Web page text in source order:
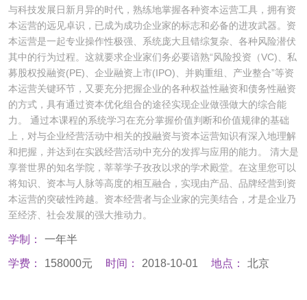
与科技发展日新月异的时代，熟练地掌握各种资本运营工具，拥有资
本运营的远见卓识，已成为成功企业家的标志和必备的进攻武器。资
本运营是一起专业操作性极强、系统庞大且错综复杂、各种风险潜伏
其中的行为过程。这就要求企业家们务必要谙熟“风险投资（VC)、私
募股权投融资(PE)、企业融资上市(IPO)、并购重组、产业整合”等资
本运营关键环节，又要充分把握企业的各种权益性融资和债务性融资
的方式，具有通过资本优化组合的途径实现企业做强做大的综合能
力。 通过本课程的系统学习在充分掌握价值判断和价值规律的基础
上，对与企业经营活动中相关的投融资与资本运营知识有深入地理解
和把握，并达到在实践经营活动中充分的发挥与应用的能力。 清大是
享誉世界的知名学院，莘莘学子孜孜以求的学术殿堂。在这里您可以
将知识、资本与人脉等高度的相互融合，实现由产品、品牌经营到资
本运营的突破性跨越。资本经营者与企业家的完美结合，才是企业乃
至经济、社会发展的强大推动力。
学制： 一年半
学费： 158000元 时间： 2018-10-01 地点： 北京